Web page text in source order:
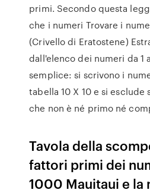
primi. Secondo questa
che i numeri Trovare i
(Crivello di Eratostene)
dall'elenco dei numeri da 1
semplice: si scrivono i
tabella 10 X 10 e si esclude
che non è né primo né
Tavola della
fattori primi dei
1000 Mauitaui e la